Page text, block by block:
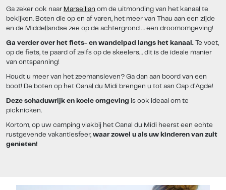
Ga zeker ook naar Marseillan om de uitmonding van het kanaal te
bekijken. Boten die op en af varen, het meer van Thau aan een zijde
en de Middellandse zee op de achtergrond … een droomomgeving!
Ga verder over het fiets- en wandelpad langs het kanaal. Te voet,
op de fiets, te paard of zelfs op de skeelers… dit is de ideale manier
van ontspanning!
Houdt u meer van het zeemansleven? Ga dan aan boord van een
boot! De boten op het Canal du Midi brengen u tot aan Cap d’Agde!
Deze schaduwrijk en koele omgeving is ook ideaal om te
picknicken.
Kortom, op uw camping vlakbij het Canal du Midi heerst een echte
rustgevende vakantiesfeer, waar zowel u als uw kinderen van zult
genieten!